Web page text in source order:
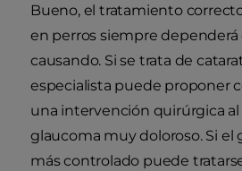
Bueno, el tratamiento
en perros siempre dependerá
causando. Si se trata de
especialista puede proponer
una intervención quirúrgica
glaucoma muy doloroso. Si el
más controlado puede